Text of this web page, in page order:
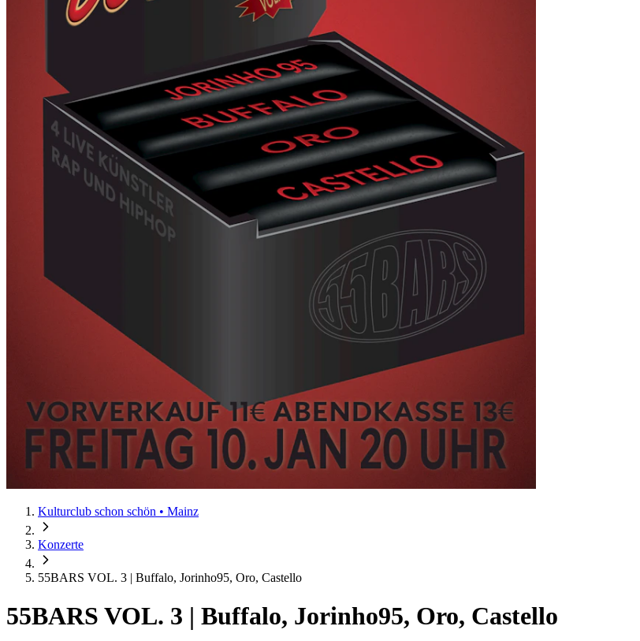
Kulturclub schon schön • Mainz
Konzerte
55BARS VOL. 3 | Buffalo, Jorinho95, Oro, Castello
55BARS VOL. 3 | Buffalo, Jorinho95, Oro, Castello